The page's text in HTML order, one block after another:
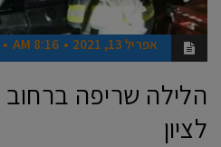
אפריל 13, 2021 8:16 AM
הלילה שריפה ברחוב
לציון